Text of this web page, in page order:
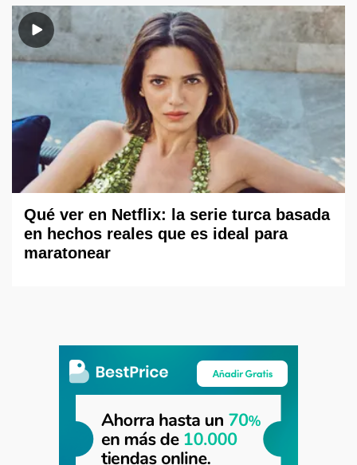
Qué ver en Netflix: la serie turca basada
en hechos reales que es ideal para
maratonear